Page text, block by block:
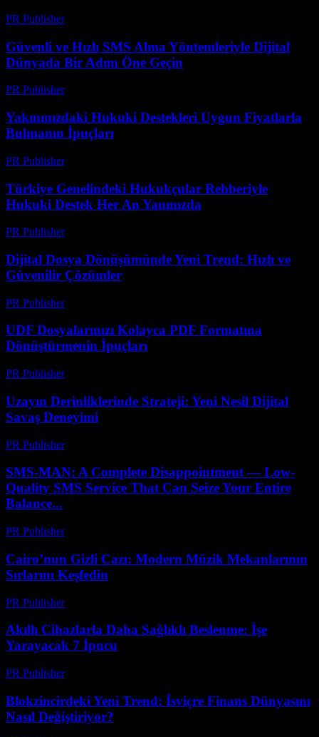
PR Publisher-
Güvenli ve Hızlı SMS Alma Yöntemleriyle Dijital
Dünyada Bir Adım Öne Geçin
PR Publisher-
Yakınınızdaki Hukuki Destekleri Uygun Fiyatlarla
Bulmanın İpuçları
PR Publisher-
Türkiye Genelindeki Hukukçular Rehberiyle
Hukuki Destek Her An Yanınızda
PR Publisher-
Dijital Dosya Dönüşümünde Yeni Trend: Hızlı ve
Güvenilir Çözümler
PR Publisher-
UDF Dosyalarınızı Kolayca PDF Formatına
Dönüştürmenin İpuçları
PR Publisher-
Uzayın Derinliklerinde Strateji: Yeni Nesil Dijital
Savaş Deneyimi
PR Publisher-
SMS-MAN: A Complete Disappointment — Low-
Quality SMS Service That Can Seize Your Entire
Balance...
PR Publisher-
Cairo’nun Gizli Cazı: Modern Müzik Mekanlarının
Sırlarını Keşfedin
PR Publisher-
Akıllı Cihazlarla Daha Sağlıklı Beslenme: İşe
Yarayacak 7 İpucu
PR Publisher-
Blokzincirdeki Yeni Trend: İsviçre Finans Dünyasını
Nasıl Değiştiriyor?